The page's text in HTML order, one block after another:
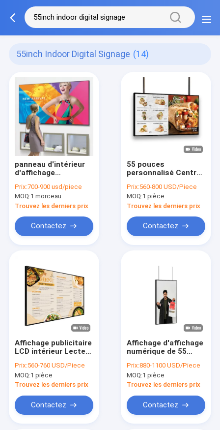
55inch Indoor Digital Signage (14)
panneau d'intérieur
d'affichage
fabricants d'intérieur
de Signage de 55inch
Prix:700-900 usd/piece
MOQ:1 morceau
Trouvez les derniers prix
Contactez
55 pouces
personnalisé Centre
affichage publicitaire
numérique affichage
du menu écran du
tableau
Prix:560-800 USD/Piece
MOQ:1 pièce
Trouvez les derniers prix
Contactez
Affichage publicitaire
LCD intérieur Lecteur
numérique Pour les
tableaux de menus
numériques des
Prix:560-760 USD/Piece
MOQ:1 pièce
Trouvez les derniers prix
Contactez
Affichage d'affichage
numérique de 55
commerciale LCD
Écran publicitaire
Prix:880-1100 USD/Piece
MOQ:1 pièce
Trouvez les derniers prix
Contactez